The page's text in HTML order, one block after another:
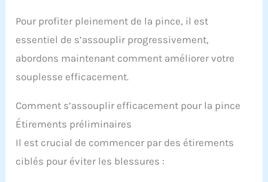
Pour profiter pleinement de la pince, il est
essentiel de s’assouplir progressivement,
abordons maintenant comment améliorer votre
souplesse efficacement.
Comment s’assouplir efficacement pour la pince
Étirements préliminaires
Il est crucial de commencer par des étirements
ciblés pour éviter les blessures :